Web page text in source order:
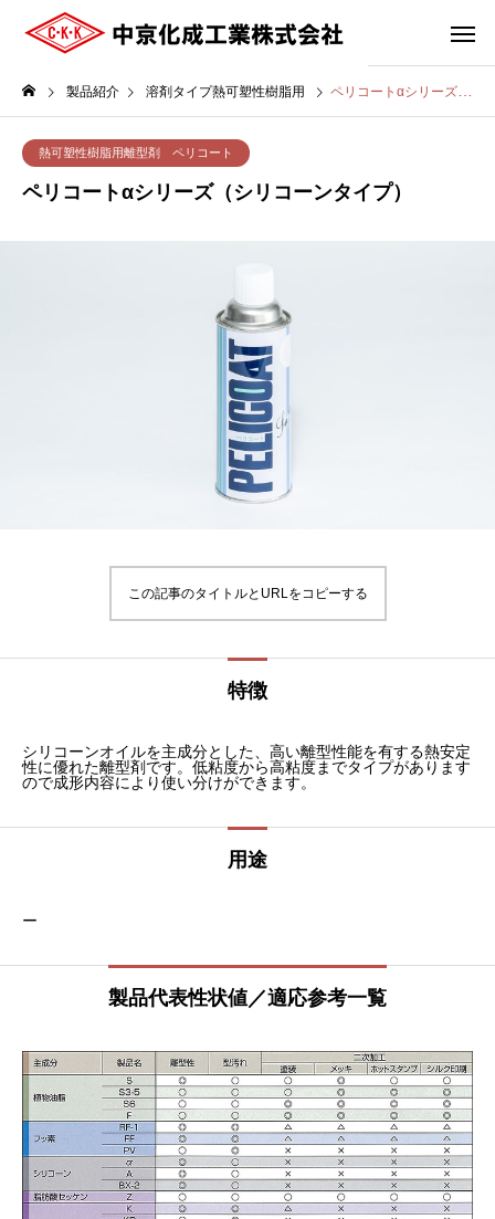
製品紹介 溶剤タイプ熱可塑性樹脂用 ペリコートαシリーズ（シリコーンタイプ）
熱可塑性樹脂用離型剤 ペリコート
ペリコートαシリーズ（シリコーンタイプ）
この記事のタイトルとURLをコピーする
特徴
シリコーンオイルを主成分とした、高い離型性能を有する熱安定
性に優れた離型剤です。低粘度から高粘度までタイプがあります
ので成形内容により使い分けができます。
用途
ー
製品代表性状値／適応参考一覧